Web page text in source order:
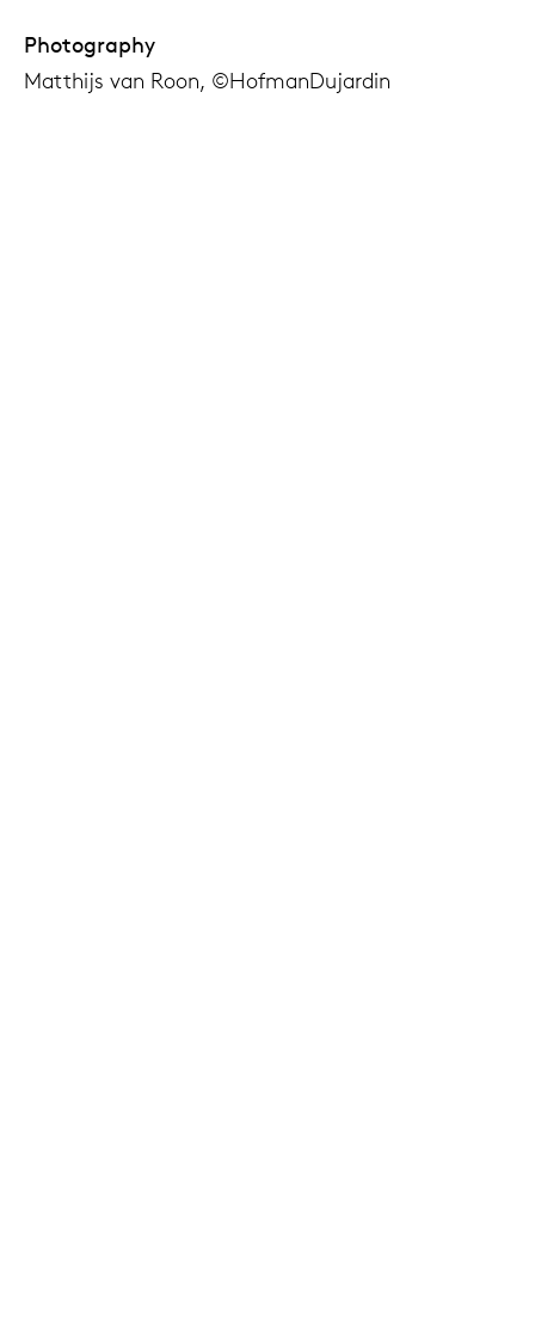
Photography
Matthijs van Roon, ©HofmanDujardin